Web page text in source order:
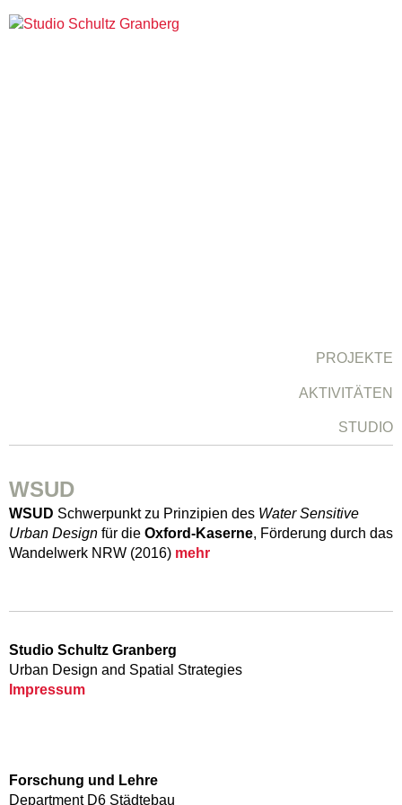
PROJEKTE
AKTIVITÄTEN
STUDIO
WSUD
WSUD Schwerpunkt zu Prinzipien des Water Sensitive
Urban Design für die Oxford-Kaserne, Förderung durch das
Wandelwerk NRW (2016) mehr
Studio Schultz Granberg
Urban Design and Spatial Strategies
Impressum
Forschung und Lehre
Department D6 Städtebau